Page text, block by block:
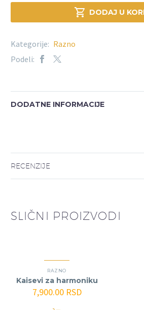
 DODAJ U
Kategorije: Razno
Podeli:
DODATNE INFORMACIJE
RECENZIJE
SLIČNI PROIZVODI
RAZNO
Kaisevi za harmoniku
7,900.00 RSD